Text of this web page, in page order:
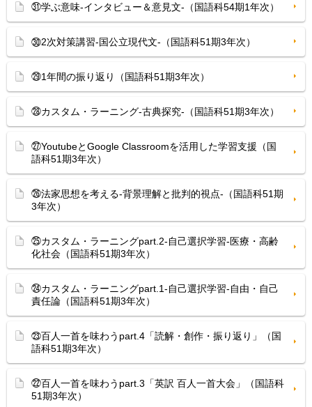
㉛学ぶ意味-インタビュー＆意見文-（国語科54期1年次）
㉚2次対策講習-国公立現代文-（国語科51期3年次）
㉙1年間の振り返り（国語科51期3年次）
㉘カスタム・ラーニング-古典探究-（国語科51期3年次）
㉗YoutubeとGoogle Classroomを活用した学習支援（国
語科51期3年次）
㉖法家思想を考える-背景理解と批判的視点-（国語科51期
3年次）
㉕カスタム・ラーニングpart.2-自己選択学習-医療・高齢
化社会（国語科51期3年次）
㉔カスタム・ラーニングpart.1-自己選択学習-自由・自己
責任論（国語科51期3年次）
㉓百人一首を味わうpart.4「読解・創作・振り返り」（国
語科51期3年次）
㉒百人一首を味わうpart.3「英訳 百人一首大会」（国語科
51期3年次）